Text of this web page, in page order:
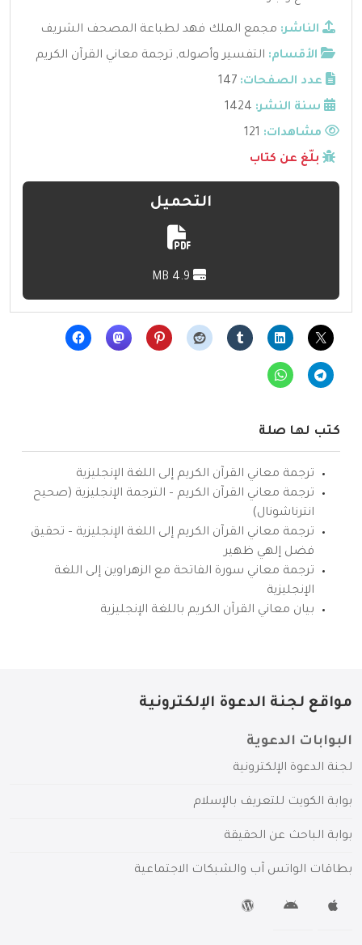
الناشر: مجمع الملك فهد لطباعة المصحف الشريف
الأقسام: التفسير وأصوله, ترجمة معاني القرآن الكريم
عدد الصفحات: 147
سنة النشر: 1424
مشاهدات:
بلّغ عن كتاب
التحميل
كتب لها صلة
ترجمة معاني القرآن الكريم إلى اللغة الإنجليزية
ترجمة معاني القرآن الكريم – الترجمة الإنجليزية (صحيح
انترناشونال)
ترجمة معاني القرآن الكريم إلى اللغة الإنجليزية – تحقيق
فضل إلهي ظهير
ترجمة معاني سورة الفاتحة مع الزهراوين إلى اللغة
الإنجليزية
بيان معاني القرآن الكريم باللغة الإنجليزية
مواقع لجنة الدعوة الإلكترونية
البوابات الدعوية
لجنة الدعوة الإلكترونية
بوابة الكويت للتعريف بالإسلام
بوابة الباحث عن الحقيقة
بطاقات الواتس آب والشبكات الاجتماعية